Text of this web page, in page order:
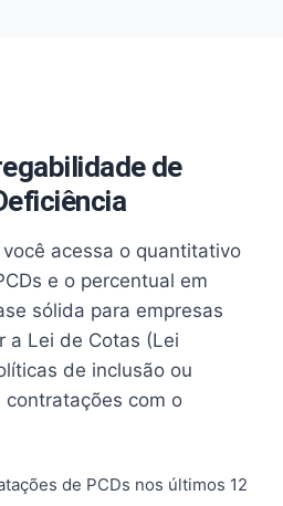
de
acessa o quantitativo
e o percentual em
sólida para empresas
a Lei de Cotas (Lei
de inclusão ou
contratações com o
de PCDs nos últimos 12